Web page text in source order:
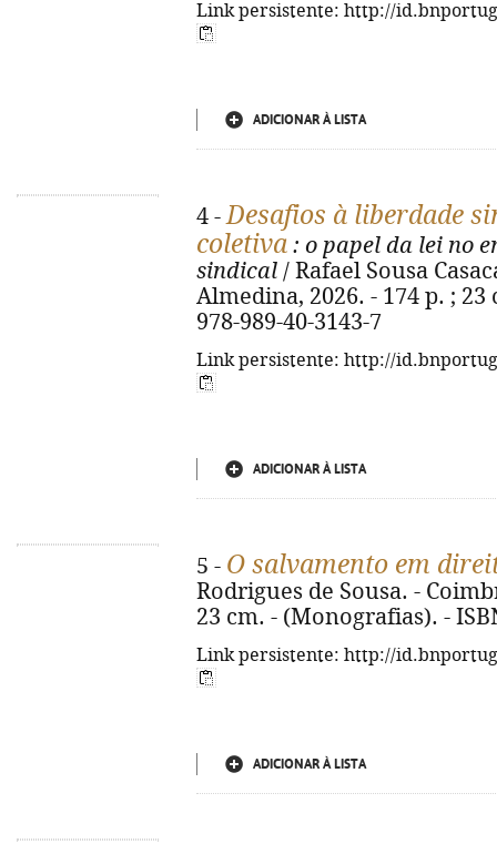
Link persistente: http://
ADICIONAR À LISTA
4 -Desafios à liberdade
coletiva : o papel da lei no
sindical / Rafael Sousa
Almedina, 2026. - 174 p. ;
978-989-40-3143-7
Link persistente: http://
ADICIONAR À LISTA
5 - O salvamento em
Rodrigues de Sousa. -
23 cm. - (Monografias). -
Link persistente: http://
ADICIONAR À LISTA